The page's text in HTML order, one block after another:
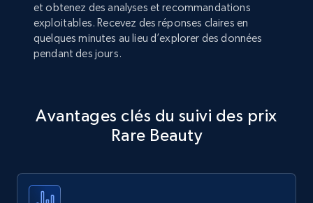
et obtenez des analyses et recommandations
exploitables. Recevez des réponses claires en
quelques minutes au lieu d’explorer des données
pendant des jours.
Avantages clés du suivi des prix
Rare Beauty